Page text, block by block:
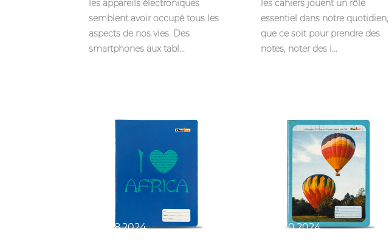
les appareils électroniques
semblent avoir occupé tous les
aspects de nos vies. Des
smartphones aux tabl...
les cahiers jouent un rôle
essentiel dans notre quotidien,
que ce soit pour prendre des
notes, noter des i...
Nov 18,2024 Nov 30,2024